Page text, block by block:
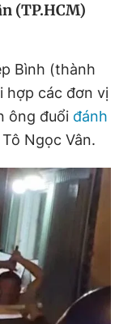
biết
quảng cáo
(TP.HCM)
Bình (thành
hợp các đơn vị
ông đuổi đánh
Ngọc Vân.